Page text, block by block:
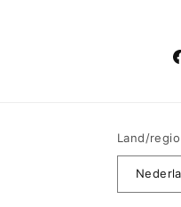
Land/regio